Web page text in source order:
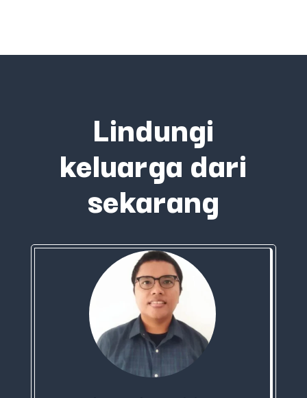
Lindungi
keluarga dari
sekarang